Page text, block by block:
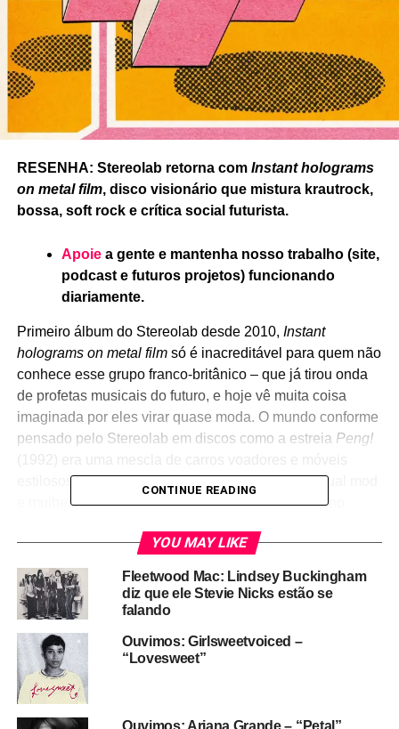
RESENHA: Stereolab retorna com Instant holograms
on metal film, disco visionário que mistura krautrock,
bossa, soft rock e crítica social futurista.
Apoie a gente e mantenha nosso trabalho (site,
podcast e futuros projetos) funcionando
diariamente.
Primeiro álbum do Stereolab desde 2010, Instant
holograms on metal filmsó é inacreditável para quem não
conhece esse grupo franco-britânico – que já tirou onda
de profetas musicais do futuro, e hoje vê muita coisa
imaginada por eles virar quase moda. O mundo conforme
pensado pelo Stereolab em discos como a estreia Peng!
estilosos dos anos 1960 – ou de homens com visual mod
e mulheres de cabelo curto à Mia Farrow falando no
encontrar o que havia de mais retrô no que havia de mais
moderno, ou o contrário. O fato é que, em 2025, Lætitia
universo imaginário em que computadores transmitem
imagens falhadas de antigos VHS, e fitas K7 servem
como portais para um novo mundo. Como no chacundum
CONTINUE READING
YOU MAY LIKE
Fleetwood Mac: Lindsey Buckingham
diz que ele Stevie Nicks estão se
falando
Ouvimos: Girlsweetvoiced –
“Lovesweet”